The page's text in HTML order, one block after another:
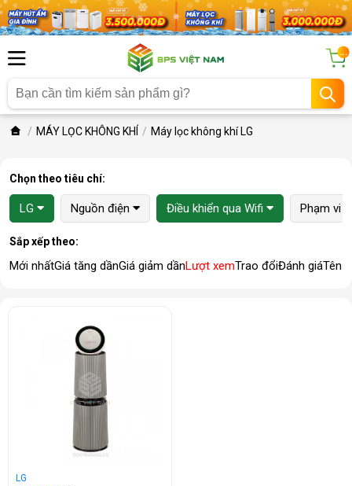
...
MÁY LỌC KHÔNG KHÍ Máy lọc không khí LG
Chọn theo tiêu chí:
LG Nguồn điện Điều khiển qua Wifi Phạm vi
Sắp xếp theo:
Mới nhấtGiá tăng dầnGiá giảm dầnLượt xemTrao đổiĐánh giáTên
LG